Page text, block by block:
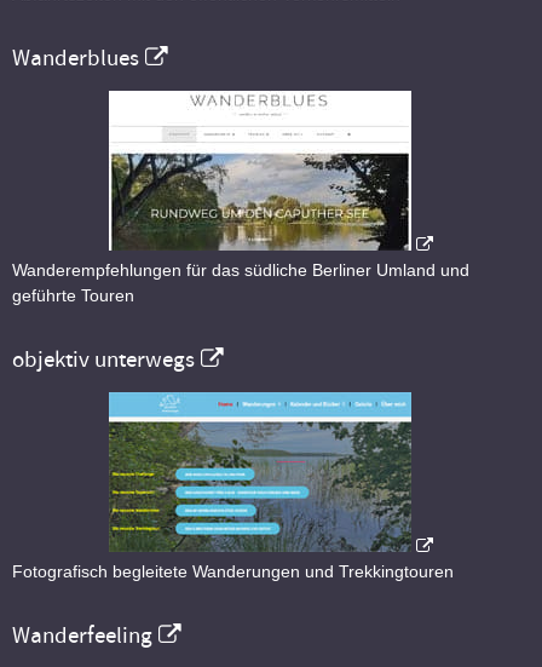
Wanderblues
Wanderempfehlungen für das südliche Berliner Umland und
geführte Touren
objektiv unterwegs
Fotografisch begleitete Wanderungen und Trekkingtouren
Wanderfeeling